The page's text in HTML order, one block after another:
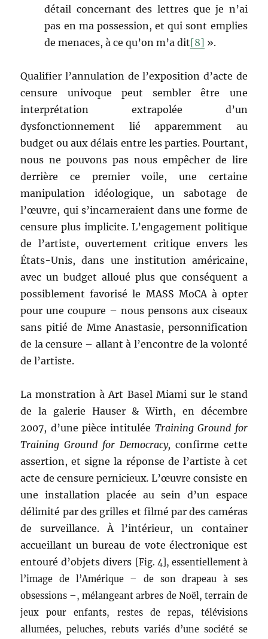
détail concernant des lettres que je n’ai
pas en ma possession, et qui sont emplies
de menaces, à ce qu’on m’a dit[8] ».
Qualifier l’annulation de l’exposition d’acte de
censure univoque peut sembler être une
interprétation extrapolée d’un
dysfonctionnement lié apparemment au
budget ou aux délais entre les parties. Pourtant,
nous ne pouvons pas nous empêcher de lire
derrière ce premier voile, une certaine
manipulation idéologique, un sabotage de
l’œuvre, qui s’incarneraient dans une forme de
censure plus implicite. L’engagement politique
de l’artiste, ouvertement critique envers les
États-Unis, dans une institution américaine,
avec un budget alloué plus que conséquent a
possiblement favorisé le MASS MoCA à opter
pour une coupure – nous pensons aux ciseaux
sans pitié de Mme Anastasie, personnification
de la censure – allant à l’encontre de la volonté
de l’artiste.
La monstration à Art Basel Miami sur le stand
de la galerie Hauser & Wirth, en décembre
2007, d’une pièce intitulée Training Ground for
Training Ground for Democracy, confirme cette
assertion, et signe la réponse de l’artiste à cet
acte de censure pernicieux.L’œuvre consiste en
une installation placée au sein d’un espace
délimité par des grilles et filmé par des caméras
de surveillance. À l’intérieur, un container
accueillant un bureau de vote électronique est
entouré d’objets divers
[Fig. 4] , essentiellement à
l’image de l’Amérique – de son drapeau à ses
obsessions –, mélangeant arbres de Noël, terrain de
jeux pour enfants, restes de repas, télévisions
allumées, peluches, rebuts variés d’une société se